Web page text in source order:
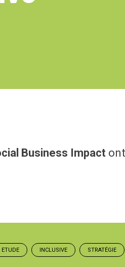
Business Impact
ETUDE INCLUSIVE STRATÉGIE